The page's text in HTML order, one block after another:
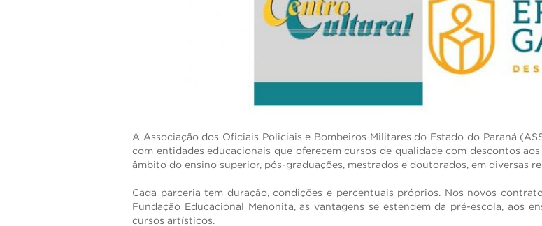
A Associação dos Oficiais Policiais e Bombeiros Militares do Estado do Paraná
com entidades educacionais que oferecem cursos de qualidade com descontos
âmbito do ensino superior, pós-graduações, mestrados e doutorados, em diversas
Cada parceria tem duração, condições e percentuais próprios. Nos novos
Fundação Educacional Menonita, as vantagens se estendem da pré-escola, aos
cursos artísticos.
RECUPERAR SENHA